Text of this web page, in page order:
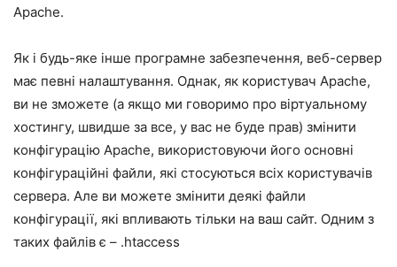
Apache.
Як і будь-яке інше програмне забезпечення, веб-сервер
має певні налаштування. Однак, як користувач Apache,
ви не зможете (а якщо ми говоримо про віртуальному
хостингу, швидше за все, у вас не буде прав) змінити
конфігурацію Apache, використовуючи його основні
конфігураційні файли, які стосуються всіх користувачів
сервера. Але ви можете змінити деякі файли
конфігурації, які впливають тільки на ваш сайт. Одним з
таких файлів є – .htaccess